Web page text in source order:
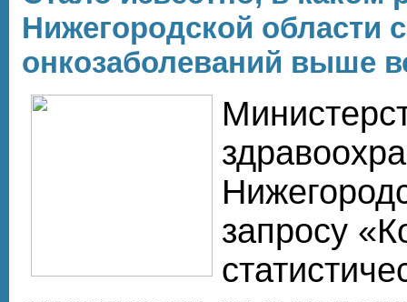
Нижегородской области
онкозаболеваний выше
запросу